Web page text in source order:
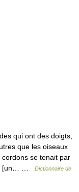
qui ont des doigts,
que les oiseaux
se tenait par
[un… …
Dictionnaire de